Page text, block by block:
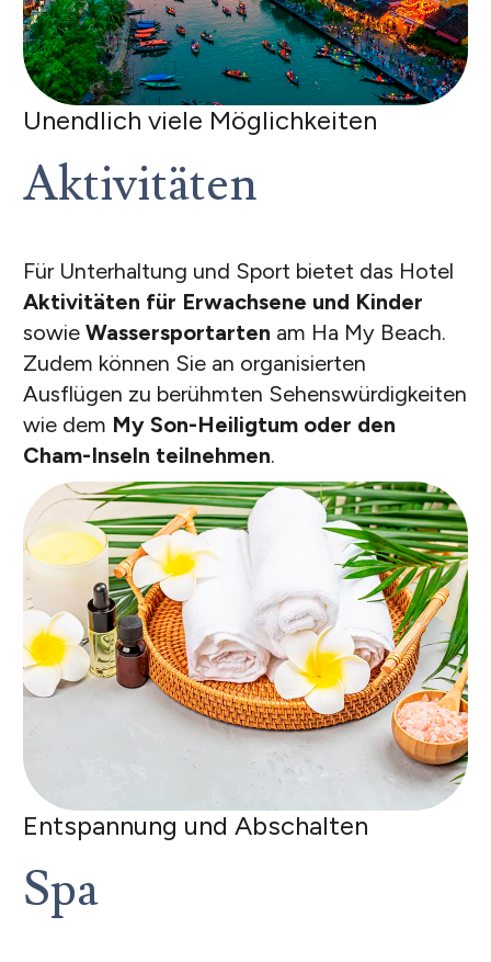
Unendlich viele Möglichkeiten
Aktivitäten
Für Unterhaltung und Sport bietet das Hotel
Aktivitäten für Erwachsene und Kinder
sowie Wassersportarten am Ha My Beach.
Zudem können Sie an organisierten
Ausflügen zu berühmten Sehenswürdigkeiten
wie dem My Son-Heiligtum oder den
Cham-Inseln teilnehmen.
Entspannung und Abschalten
Spa